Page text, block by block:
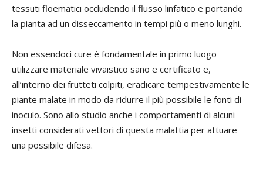
tessuti floematici occludendo il flusso linfatico e portando
la pianta ad un disseccamento in tempi più o meno lunghi.
Non essendoci cure è fondamentale in primo luogo
utilizzare materiale vivaistico sano e certificato e,
all’interno dei frutteti colpiti, eradicare tempestivamente le
piante malate in modo da ridurre il più possibile le fonti di
inoculo. Sono allo studio anche i comportamenti di alcuni
insetti considerati vettori di questa malattia per attuare
una possibile difesa.